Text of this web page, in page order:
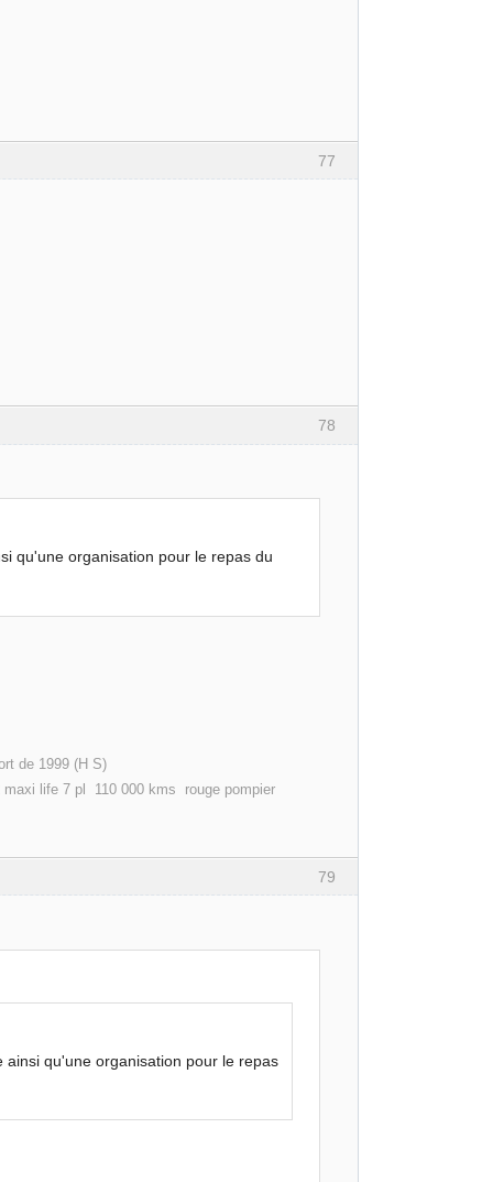
77
78
qu'une organisation pour le repas du
tdi 110 confort de 1999 (H S)
rouge pompier
79
qu'une organisation pour le repas